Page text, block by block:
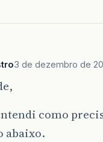
3 de dezembro de
como
abaixo.